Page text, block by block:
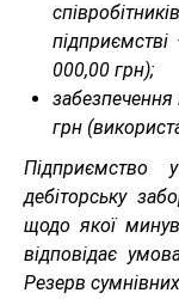
000,00 грн);
грн
Підприємство
дебіторську
щодо якої
відповідає
Резерв